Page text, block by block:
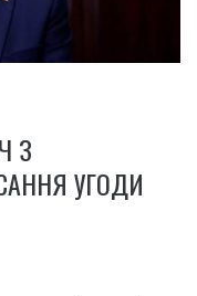
З
УГОДИ